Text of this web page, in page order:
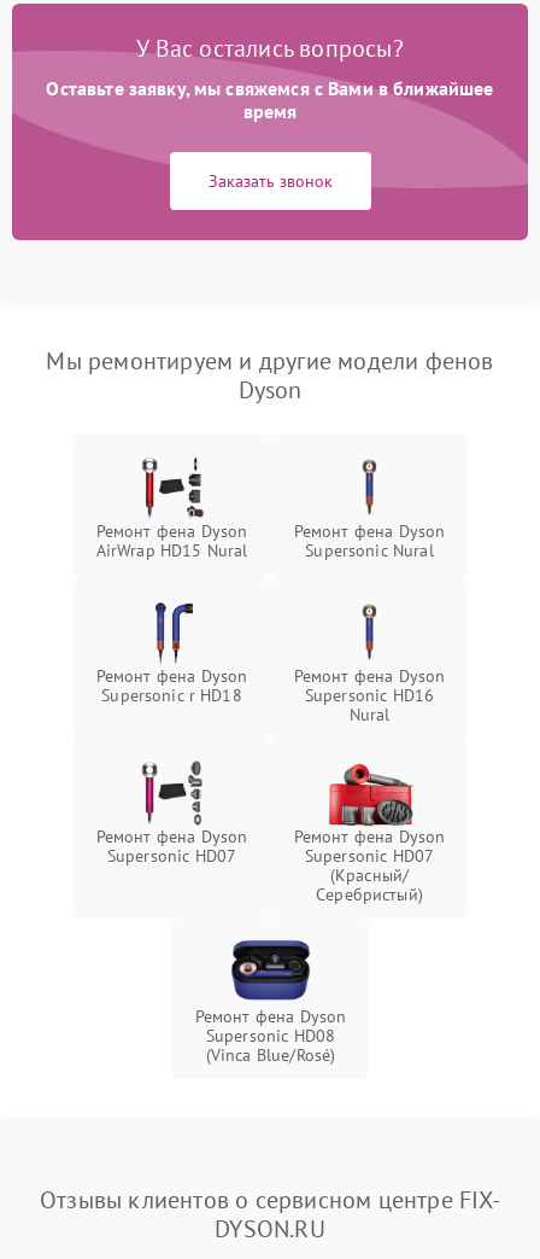
У Вас остались вопросы?
Оставьте заявку, мы свяжемся с Вами в ближайшее
время
Заказать звонок
Мы ремонтируем и другие модели фенов
Dyson
Ремонт фена Dyson
AirWrap HD15 Nural
Ремонт фена Dyson
Supersonic Nural
Ремонт фена Dyson
Supersonic r HD18
Ремонт фена Dyson
Supersonic HD16
Nural
Ремонт фена Dyson
Supersonic HD07
Ремонт фена Dyson
Supersonic HD07
(Красный/
Серебристый)
Ремонт фена Dyson
Supersonic HD08
(Vinca Blue/Rosé)
Отзывы клиентов о сервисном центре FIX-
DYSON.RU